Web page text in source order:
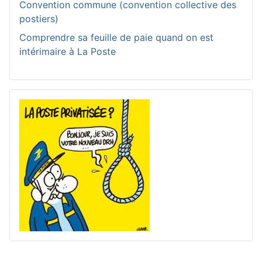
Convention commune (convention collective des
postiers)
Comprendre sa feuille de paie quand on est
intérimaire à La Poste